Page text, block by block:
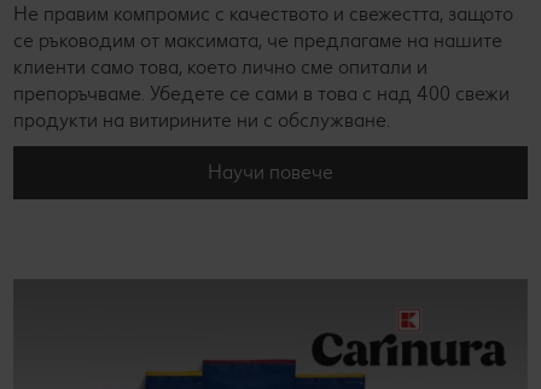
Не правим компромис с качеството и свежестта, защото
се ръководим от максимата, че предлагаме на нашите
клиенти само това, което лично сме опитали и
препоръчваме. Убедете се сами в това с над 400 свежи
продукти на витирините ни с обслужване.
Научи повече